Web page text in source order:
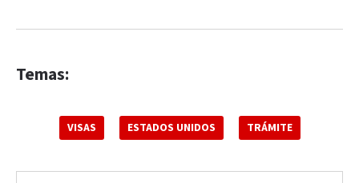
Temas:
VISAS ESTADOS UNIDOS TRÁMITE